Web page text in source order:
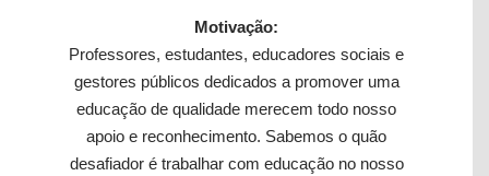
Motivação:
Professores, estudantes, educadores sociais e
gestores públicos dedicados a promover uma
educação de qualidade merecem todo nosso
apoio e reconhecimento. Sabemos o quão
desafiador é trabalhar com educação no nosso